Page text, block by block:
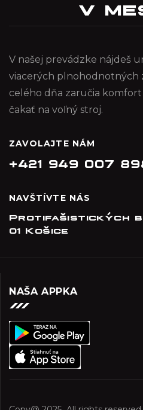
V
V našej prevádzke nájdeš
viacerých plnohodnotných
celého dňa zaručia
čakať na voľný stroj.
ZAVOLAJTE NÁM
+421 949 007
NAVŠTÍVTE NÁS
Protifašistických
01 Košice
NAŠA APPKA